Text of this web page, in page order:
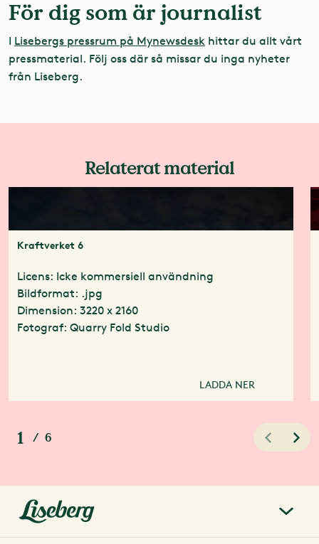
För dig som är journalist
I Lisebergs pressrum på Mynewsdesk hittar du allt vårt
pressmaterial. Följ oss där så missar du inga nyheter
från Liseberg.
Relaterat material
Kraftverket 6
Licens: Icke kommersiell användning
Bildformat: .jpg
Dimension: 3220 x 2160
Fotograf: Quarry Fold Studio
LADDA NER
1 / 6